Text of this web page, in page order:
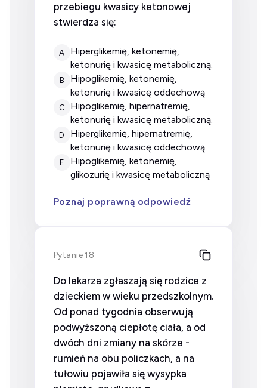
przebiegu kwasicy ketonowej
stwierdza się:
A
hiperglikemię, ketonemię,
ketonurię i kwasicę metaboliczną.
B
hipoglikemię, ketonemię,
ketonurię i kwasicę oddechową
C
hipoglikemię, hipernatremię,
ketonurię i kwasicę metaboliczną.
D
hiperglikemię, hipernatremię,
ketonurię i kwasicę oddechową.
E
hipoglikemię, ketonemię,
glikozurię i kwasicę metaboliczną
Poznaj poprawną odpowiedź
Pytanie 18
Do lekarza zgłaszają się rodzice z
dzieckiem w wieku przedszkolnym.
Od ponad tygodnia obserwują
podwyższoną ciepłotę ciała, a od
dwóch dni zmiany na skórze -
rumień na obu policzkach, a na
tułowiu pojawiła się wysypka